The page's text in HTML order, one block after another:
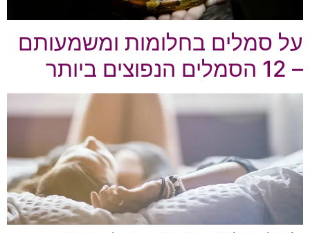
על סמלים בחלומות ומשמעותם
– 12 הסמלים הנפוצים ביותר